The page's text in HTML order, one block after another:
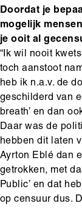
Doordat je
mogelijk
je ooit al
“Ik wil nooit
toch aanstoot
heb ik n.a.v. de
geschilderd van
breath’ en dan
Daar was de
hebben dit laten
Ayrton Eblé dan
getrokken, met
Public’ en dat
op censuur dus.